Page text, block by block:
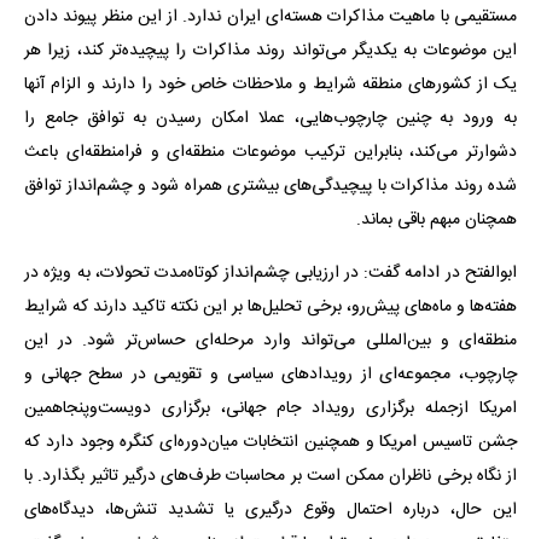
مستقیمی با ماهیت مذاکرات هسته‌ای ایران ندارد. از این منظر پیوند دادن
این موضوعات به یکدیگر می‌تواند روند مذاکرات را پیچیده‌تر کند، زیرا هر
یک از کشورهای منطقه شرایط و ملاحظات خاص خود را دارند و الزام آنها
به ورود به چنین چارچوب‌هایی، عملا امکان رسیدن به توافق جامع را
دشوارتر می‌کند، بنابراین ترکیب موضوعات منطقه‌ای و فرامنطقه‌ای باعث
شده روند مذاکرات با پیچیدگی‌های بیشتری همراه شود و چشم‌انداز توافق
همچنان مبهم باقی بماند.
ابوالفتح در ادامه گفت: در ارزیابی چشم‌انداز کوتاه‌مدت تحولات، به ‌ویژه در
هفته‌ها و ماه‌های پیش‌رو، برخی تحلیل‌ها بر این نکته تاکید دارند که شرایط
منطقه‌ای و بین‌المللی می‌تواند وارد مرحله‌ای حساس‌تر شود. در این
چارچوب، مجموعه‌ای از رویدادهای سیاسی و تقویمی در سطح جهانی و
امریکا ازجمله برگزاری رویداد جام جهانی، برگزاری دویست‌وپنجاهمین
جشن تاسیس امریکا و همچنین انتخابات میان‌دوره‌ای کنگره وجود دارد که
از نگاه برخی ناظران ممکن است بر محاسبات طرف‌های درگیر تاثیر بگذارد. با
این حال، درباره احتمال وقوع درگیری یا تشدید تنش‌ها، دیدگاه‌های